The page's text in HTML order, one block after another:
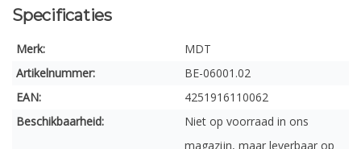
Specificaties
Merk:
MDT
Artikelnummer:
BE-06001.02
EAN:
4251916110062
Beschikbaarheid:
Niet op voorraad in ons
magazijn, maar leverbaar op